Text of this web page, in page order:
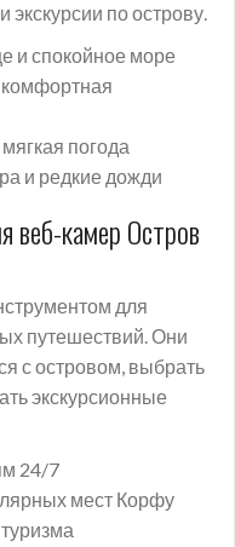
по острову.
и спокойное море
погода
и редкие дожди
веб-камер Остров
для
путешествий. Они
с островом, выбрать
экскурсионные
24/7
мест Корфу